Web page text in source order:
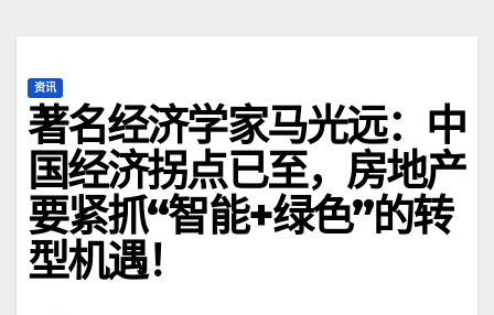
资讯
著名经济学家马光远：中
国经济拐点已至，房地产
要紧抓“智能+绿色”的转
型机遇！